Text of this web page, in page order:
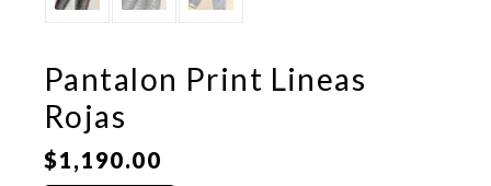
Pantalon Print Lineas
Rojas
$1,190.00